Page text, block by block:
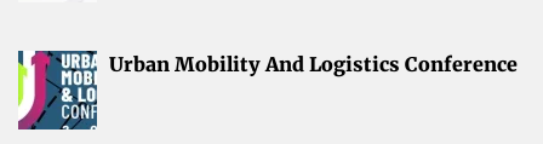
Urban Mobility And Logistics Conference